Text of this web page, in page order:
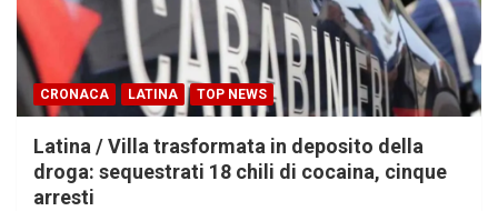
CRONACA LATINA TOP NEWS
Latina / Villa trasformata in deposito della
droga: sequestrati 18 chili di cocaina, cinque
arresti